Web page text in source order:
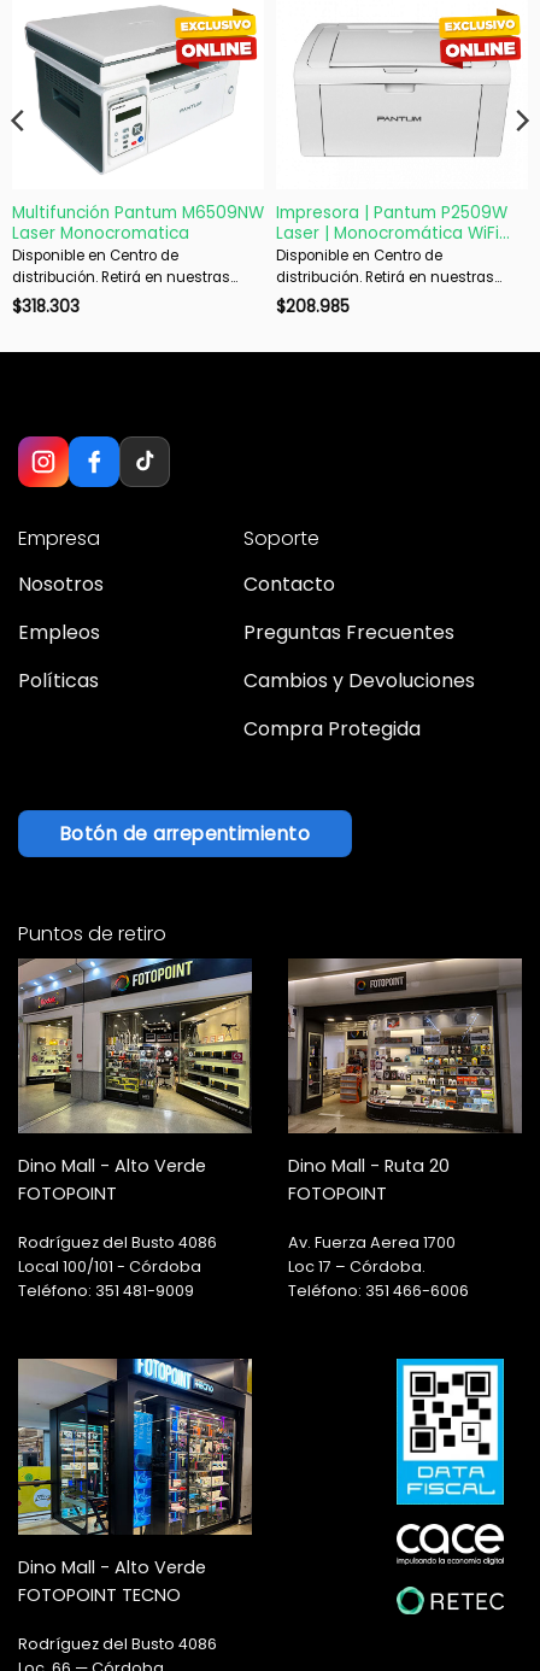
Multifunción Pantum M6509NW
Laser Monocromatica
Disponible en Centro de
distribución. Retirá en nuestras
sucursales en 48 hs hábiles. Si es
$318.303
Impresora | Pantum P2509W
Laser | Monocromática WiFi
USB Compacta
Disponible en Centro de
distribución. Retirá en nuestras
sucursales en 48 hs hábiles. Si es
$208.985
Empresa
Nosotros
Empleos
Políticas
Soporte
Contacto
Preguntas Frecuentes
Cambios y Devoluciones
Compra Protegida
Botón de arrepentimiento
Puntos de retiro
Dino Mall - Alto Verde
FOTOPOINT
Rodríguez del Busto 4086
Local 100/101 - Córdoba
Teléfono: 351 481-9009
Dino Mall - Ruta 20
FOTOPOINT
Av. Fuerza Aerea 1700
Loc 17 – Córdoba.
Teléfono: 351 466-6006
Dino Mall - Alto Verde
FOTOPOINT TECNO
Rodríguez del Busto 4086